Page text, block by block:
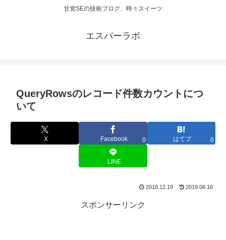
甘党SEの技術ブログ、時々スイーツ
エスパーラボ
QueryRowsのレコード件数カウントにつ
いて
X Facebook 0 はてブ 0
LINE
2018.12.19 2019.06.16
スポンサーリンク